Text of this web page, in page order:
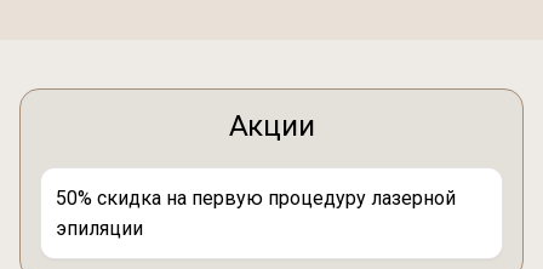
Акции
50% скидка на первую процедуру лазерной
эпиляции